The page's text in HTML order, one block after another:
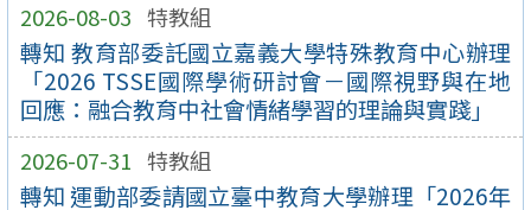
2026-08-03 特教組
轉知 教育部委託國立嘉義大學特殊教育中心辦理
「2026 TSSE國際學術研討會－國際視野與在地
回應：融合教育中社會情緒學習的理論與實踐」
2026-07-31 特教組
轉知 運動部委請國立臺中教育大學辦理「2026年